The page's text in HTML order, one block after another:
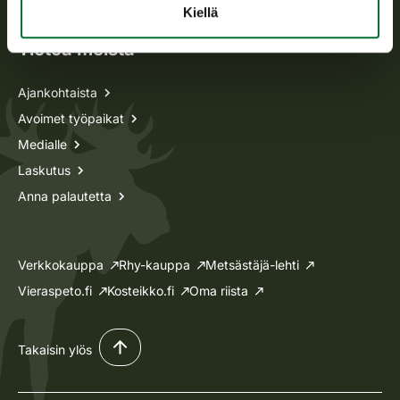
Kiellä
Tietoa meistä
Ajankohtaista
Avoimet työpaikat
Medialle
Laskutus
Anna palautetta
Verkkokauppa Rhy-kauppa
Metsästäjä-lehti
Vieraspeto.fi
Kosteikko.fi Oma riista
Takaisin ylös